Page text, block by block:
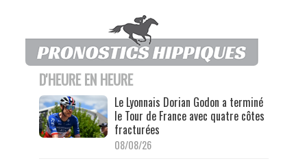
D'HEURE EN HEURE
Le Lyonnais Dorian Godon a terminé
le Tour de France avec quatre côtes
fracturées
08/08/26